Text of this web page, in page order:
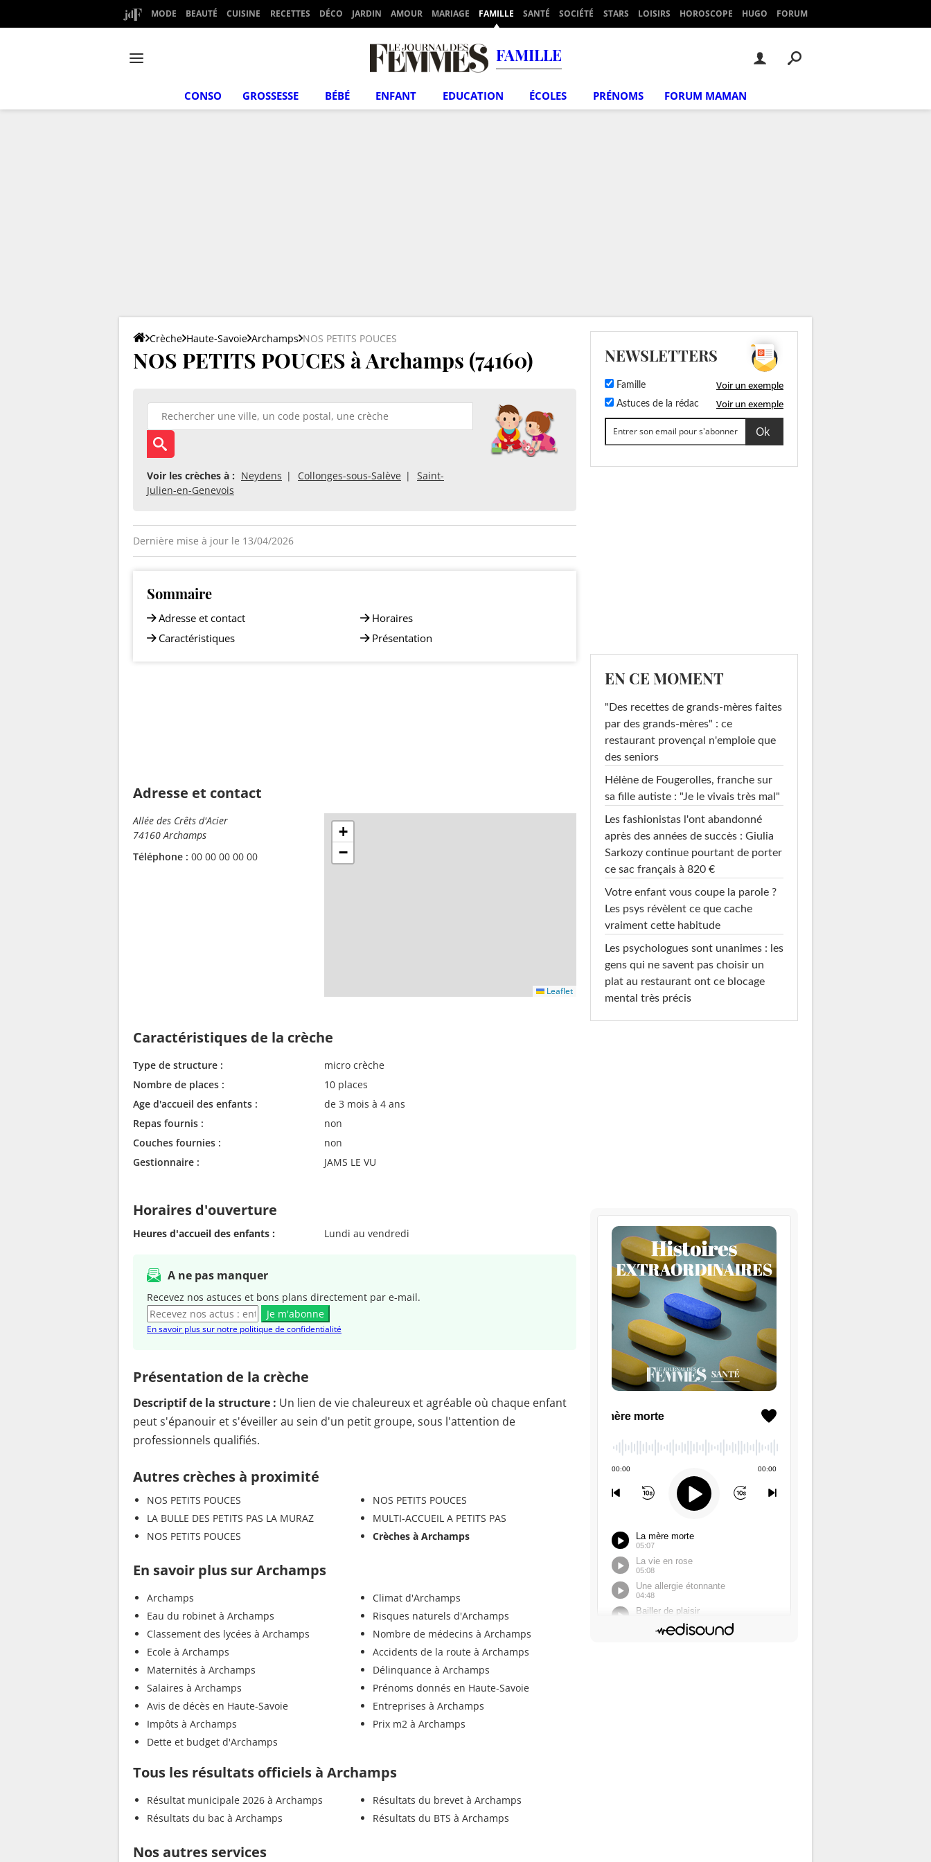
MODE BEAUTÉ CUISINE RECETTES DÉCO JARDIN AMOUR MARIAGE FAMILLE SANTÉ SOCIÉTÉ STARS LOISIRS HOROSCOPE HUGO FORUM
FAMILLE
CONSO GROSSESSE BÉBÉ ENFANT EDUCATION ÉCOLES PRÉNOMS FORUM MAMAN
Crèche Haute-Savoie Archamps NOS PETITS POUCES
NOS PETITS POUCES à Archamps (74160)
Voir les crèches à : Neydens Collonges-sous-Salève
Saint-
Julien-en-Genevois
Dernière mise à jour le 13/04/2026
Sommaire
Adresse et contact
Caractéristiques
Horaires
Présentation
Adresse et contact
Allée des Crêts d'Acier
74160 Archamps
Téléphone : 00 00 00 00 00
+
−
Leaflet
Caractéristiques de la crèche
Type de structure :
micro crèche
Nombre de places :
10 places
Age d'accueil des enfants :
de 3 mois à 4 ans
Repas fournis :
non
Couches fournies :
non
Gestionnaire :
JAMS LE VU
Horaires d'ouverture
Heures d'accueil des enfants : Lundi au vendredi
A ne pas manquer
Recevez nos astuces et bons plans directement par e-mail.
Je m'abonne
En savoir plus sur notre politique de confidentialité
Présentation de la crèche
Descriptif de la structure : Un lien de vie chaleureux et agréable où chaque enfant
peut s'épanouir et s'éveiller au sein d'un petit groupe, sous l'attention de
professionnels qualifiés.
Autres crèches à proximité
NOS PETITS POUCES
LA BULLE DES PETITS PAS LA MURAZ
NOS PETITS POUCES
NOS PETITS POUCES
MULTI-ACCUEIL A PETITS PAS
Crèches à Archamps
En savoir plus sur Archamps
Archamps
Eau du robinet à Archamps
Classement des lycées à Archamps
Ecole à Archamps
Maternités à Archamps
Salaires à Archamps
Avis de décès en Haute-Savoie
Impôts à Archamps
Dette et budget d'Archamps
Climat d'Archamps
Risques naturels d'Archamps
Nombre de médecins à Archamps
Accidents de la route à Archamps
Délinquance à Archamps
Prénoms donnés en Haute-Savoie
Entreprises à Archamps
Prix m2 à Archamps
Tous les résultats officiels à Archamps
Résultat municipale 2026 à Archamps
Résultats du bac à Archamps
Résultats du brevet à Archamps
Résultats du BTS à Archamps
Nos autres services
NEWSLETTERS
Famille Voir un exemple
Astuces de la rédac Voir un exemple
EN CE MOMENT
"Des recettes de grands-mères faites
par des grands-mères" : ce
restaurant provençal n'emploie que
des seniors
Hélène de Fougerolles, franche sur
sa fille autiste : "Je le vivais très mal"
Les fashionistas l'ont abandonné
après des années de succès : Giulia
Sarkozy continue pourtant de porter
ce sac français à 820 €
Votre enfant vous coupe la parole ?
Les psys révèlent ce que cache
vraiment cette habitude
Les psychologues sont unanimes : les
gens qui ne savent pas choisir un
plat au restaurant ont ce blocage
mental très précis